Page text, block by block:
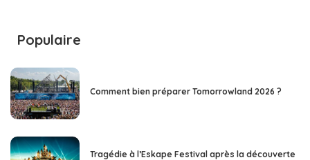
Populaire
Comment bien préparer Tomorrowland 2026 ?
Tragédie à l’Eskape Festival après la découverte